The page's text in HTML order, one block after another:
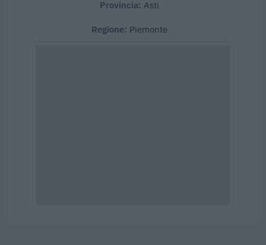
Provincia: Asti
Regione: Piemonte